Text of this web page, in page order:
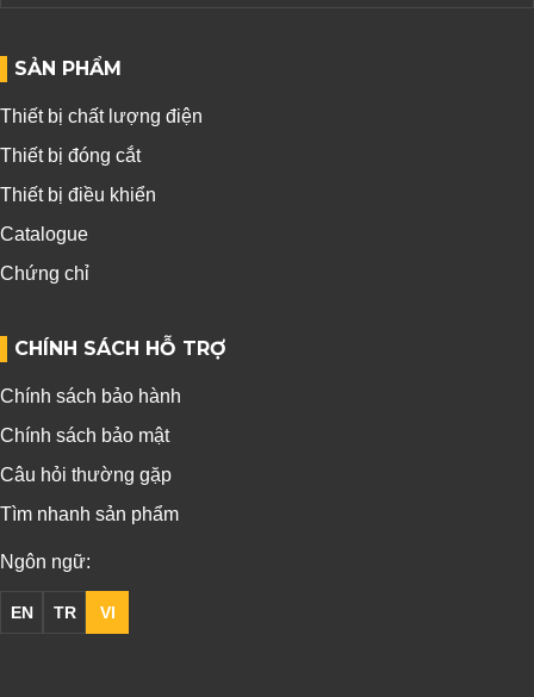
SẢN PHẨM
Thiết bị chất lượng điện
Thiết bị đóng cắt
Thiết bị điều khiển
Catalogue
Chứng chỉ
CHÍNH SÁCH HỖ TRỢ
Chính sách bảo hành
Chính sách bảo mật
Câu hỏi thường gặp
Tìm nhanh sản phẩm
Ngôn ngữ:
EN TR VI